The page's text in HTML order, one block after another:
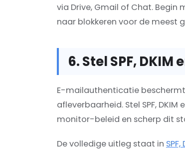
via Drive, Gmail of Chat. Begin
naar blokkeren voor de meest
6. Stel SPF,
E-mailauthenticatie
afleverbaarheid. Stel SPF,
monitor-beleid en scherp dit
De volledige uitleg staat in